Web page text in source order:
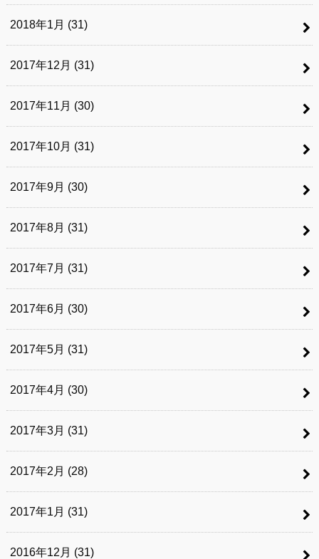
2018年1月 (31)
2017年12月 (31)
2017年11月 (30)
2017年10月 (31)
2017年9月 (30)
2017年8月 (31)
2017年7月 (31)
2017年6月 (30)
2017年5月 (31)
2017年4月 (30)
2017年3月 (31)
2017年2月 (28)
2017年1月 (31)
2016年12月 (31)